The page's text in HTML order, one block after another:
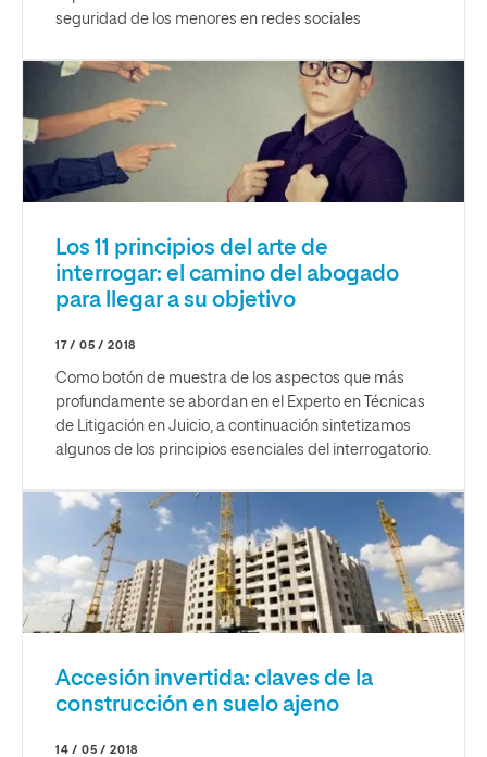
seguridad de los menores en redes sociales
Los 11 principios del arte de
interrogar: el camino del abogado
para llegar a su objetivo
17 / 05 / 2018
Como botón de muestra de los aspectos que más
profundamente se abordan en el Experto en Técnicas
de Litigación en Juicio, a continuación sintetizamos
algunos de los principios esenciales del interrogatorio.
Accesión invertida: claves de la
construcción en suelo ajeno
14 / 05 / 2018